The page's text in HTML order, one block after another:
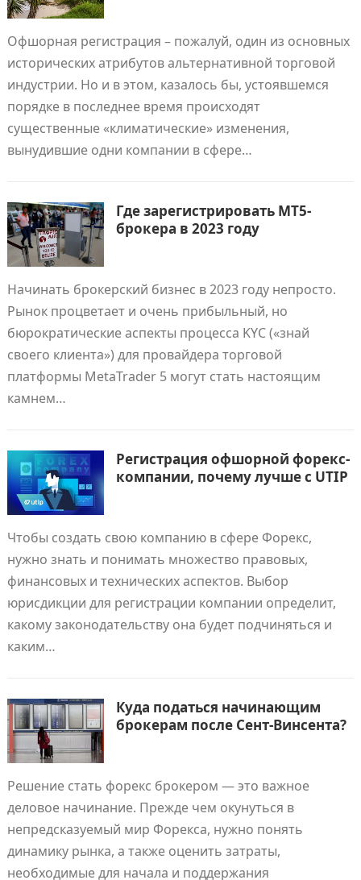
Офшорная регистрация – пожалуй, один из основных
исторических атрибутов альтернативной торговой
индустрии. Но и в этом, казалось бы, устоявшемся
порядке в последнее время происходят
существенные «климатические» изменения,
вынудившие одни компании в сфере…
Где зарегистрировать MT5-
брокера в 2023 году
Начинать брокерский бизнес в 2023 году непросто.
Рынок процветает и очень прибыльный, но
бюрократические аспекты процесса KYC («знай
своего клиента») для провайдера торговой
платформы MetaTrader 5 могут стать настоящим
камнем…
Регистрация офшорной форекс-
компании, почему лучше с UTIP
Чтобы создать свою компанию в сфере Форекс,
нужно знать и понимать множество правовых,
финансовых и технических аспектов. Выбор
юрисдикции для регистрации компании определит,
какому законодательству она будет подчиняться и
каким…
Куда податься начинающим
брокерам после Сент-Винсента?
Решение стать форекс брокером — это важное
деловое начинание. Прежде чем окунуться в
непредсказуемый мир Форекса, нужно понять
динамику рынка, а также оценить затраты,
необходимые для начала и поддержания